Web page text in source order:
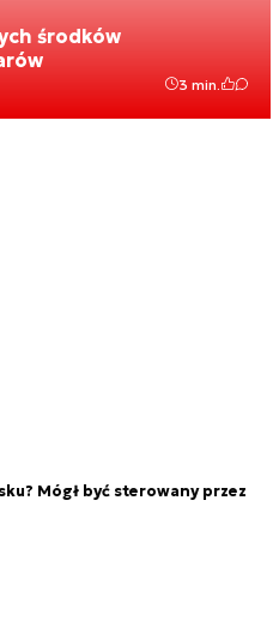
środków
3 min.
Mógł być sterowany przez